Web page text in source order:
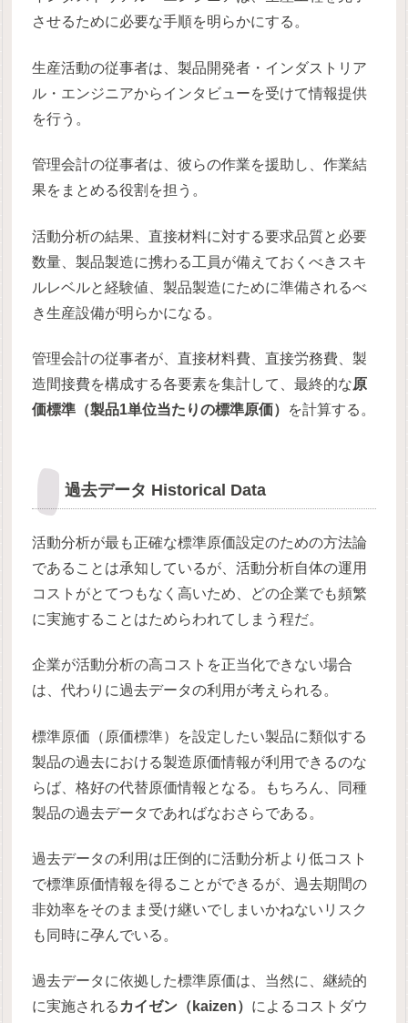
させるために必要な手順を明らかにする。
生産活動の従事者は、製品開発者・インダストリア
ル・エンジニアからインタビューを受けて情報提供
を行う。
管理会計の従事者は、彼らの作業を援助し、作業結
果をまとめる役割を担う。
活動分析の結果、直接材料に対する要求品質と必要
数量、製品製造に携わる工員が備えておくべきスキ
ルレベルと経験値、製品製造にために準備されるべ
き生産設備が明らかになる。
管理会計の従事者が、直接材料費、直接労務費、製
造間接費を構成する各要素を集計して、最終的な原
価標準（製品1単位当たりの標準原価）
を計算する。
過去データ Historical Data
活動分析が最も正確な標準原価設定のための方法論
であることは承知しているが、活動分析自体の運用
コストがとてつもなく高いため、どの企業でも頻繁
に実施することはためらわれてしまう程だ。
企業が活動分析の高コストを正当化できない場合
は、代わりに過去データの利用が考えられる。
標準原価（原価標準）を設定したい製品に類似する
製品の過去における製造原価情報が利用できるのな
らば、格好の代替原価情報となる。もちろん、同種
製品の過去データであればなおさらである。
過去データの利用は圧倒的に活動分析より低コスト
で標準原価情報を得ることができるが、過去期間の
非効率をそのまま受け継いでしまいかねないリスク
も同時に孕んでいる。
過去データに依拠した標準原価は、当然に、継続的
に実施される カイゼン（kaizen） によるコストダウ